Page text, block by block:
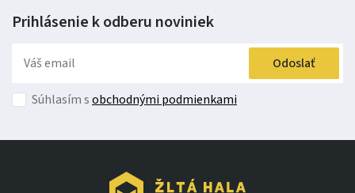
Prihlásenie k odberu noviniek
Odoslať
Súhlasím sobchodnými podmienkami